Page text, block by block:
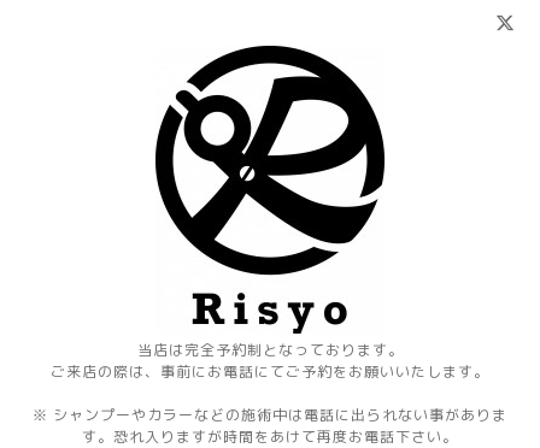
当店は完全予約制となっております。
ご来店の際は、事前にお電話にてご予約をお願いいたします。
※ シャンプーやカラーなどの施術中は電話に出られない事がありま
す。恐れ入りますが時間をあけて再度お電話下さい。